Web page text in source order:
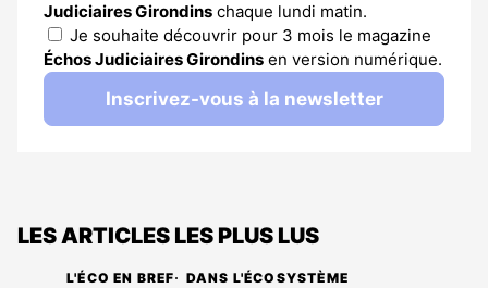
Judiciaires Girondins chaque lundi matin.
Je souhaite découvrir pour 3 mois le magazine
Échos Judiciaires Girondins en version numérique.
Inscrivez-vous à la newsletter
LES ARTICLES LES PLUS LUS
L'ÉCO EN BREF DANS L'ÉCOSYSTÈME